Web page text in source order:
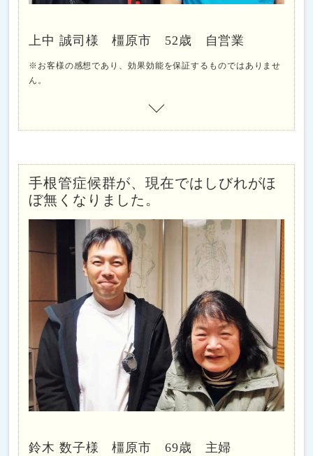
上中 誠司様 橿原市 52歳 自営業
※お客様の感想であり、効果効能を保証するものではありませ
ん。
手根管症候群が、現在ではしびれがほ
ぼ無くなりました。
鈴木 数子様 橿原市 69歳 主婦